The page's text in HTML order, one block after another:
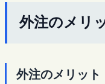
外注のメリ
外注のメリット